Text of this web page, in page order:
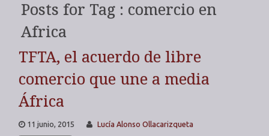
Posts for Tag : comercio en
Africa
TFTA, el acuerdo de libre
comercio que une a media
África
11 junio, 2015 Lucía Alonso Ollacarizqueta